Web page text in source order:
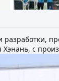
с